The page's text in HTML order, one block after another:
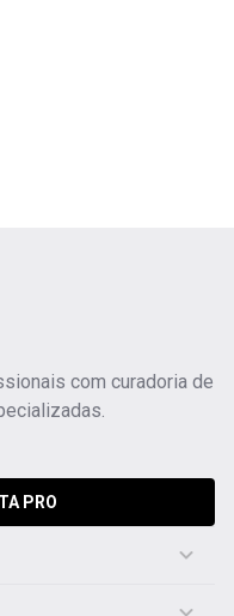
com curadoria de
PRO